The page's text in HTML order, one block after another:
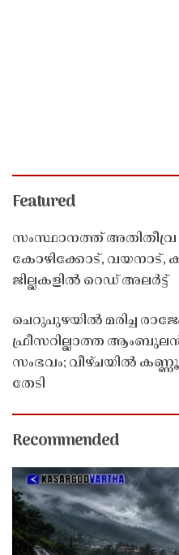
Featured
സംസ്ഥാനത്ത് അതിതീവ്ര
കോഴിക്കോട്,
ജില്ലകളിൽ റെഡ് അലർട്ട്
ചെറുപുഴയിൽ മരിച്ച
ഫ്രീസറില്ലാത്ത
സംഭവം; വീഴ്ചയിൽ
തേടി
Recommended